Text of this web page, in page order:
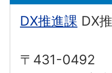
DX推進課 DX
〒431-0492